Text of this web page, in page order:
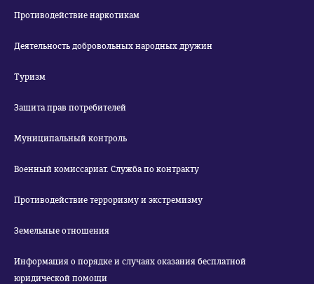
Противодействие наркотикам
Деятельность добровольных народных дружин
Туризм
Защита прав потребителей
Муниципальный контроль
Военный комиссариат. Служба по контракту
Противодействие терроризму и экстремизму
Земельные отношения
Информация о порядке и случаях оказания бесплатной
юридической помощи